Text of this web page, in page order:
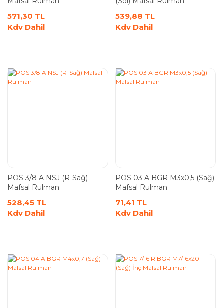
571,30 TL
Kdv Dahil
539,88 TL
Kdv Dahil
POS 3/8 A NSJ (R-Sağ)
Mafsal Rulman
528,45 TL
Kdv Dahil
POS 03 A BGR M3x0,5 (Sağ)
Mafsal Rulman
71,41 TL
Kdv Dahil